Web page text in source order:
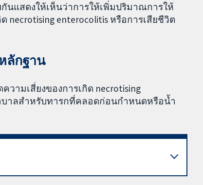
นแสดงให้เห็นว่าการให้เพิ่มปริมาณการให้
necrotising enterocolitis หรือการเสียชีวิต
ลักฐาน
ามเสี่ยงของการเกิด necrotising
บาลสำหรับทารกที่คลอดก่อนกำหนดหรือน้ำ